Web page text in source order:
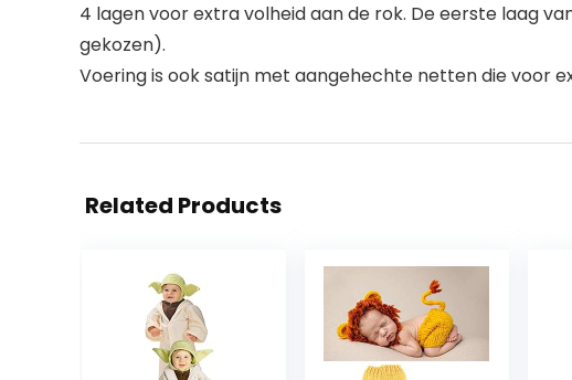
4 lagen voor extra volheid aan de rok. De eerste laag
gekozen).
Voering is ook satijn met aangehechte netten die voor
Related Products